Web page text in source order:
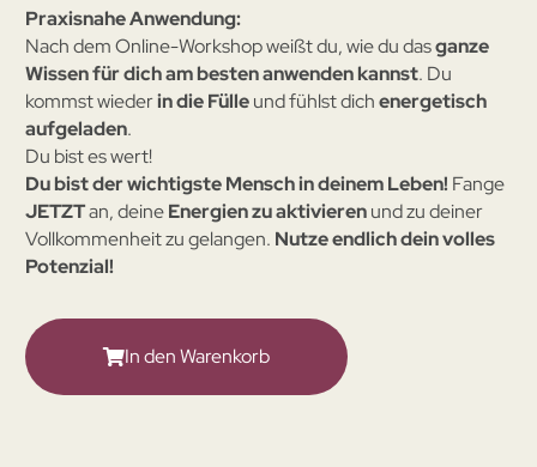
Praxisnahe Anwendung:
Nach dem Online-Workshop weißt du, wie du dasganze
Wissen für dich am besten anwenden kannst. Du
kommst wiederin die Fülleund fühlst dichenergetisch
aufgeladen.
Du bist es wert!
Du bist der wichtigste Mensch in deinem Leben! Fange
JETZTan, deineEnergien zu aktivierenund zu deiner
Vollkommenheit zu gelangen. Nutze endlich dein volles
Potenzial!
In den Warenkorb